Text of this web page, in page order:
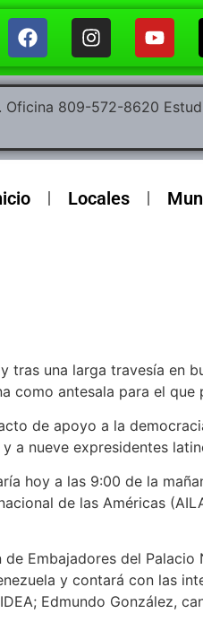
Oficina 809-572-8620
Locales
tras una larga travesía en
como antesala para el
de apoyo a la
a nueve expresidentes
hoy a las 9:00 de la
de las Américas
de Embajadores del
y contará con las
Edmundo González,